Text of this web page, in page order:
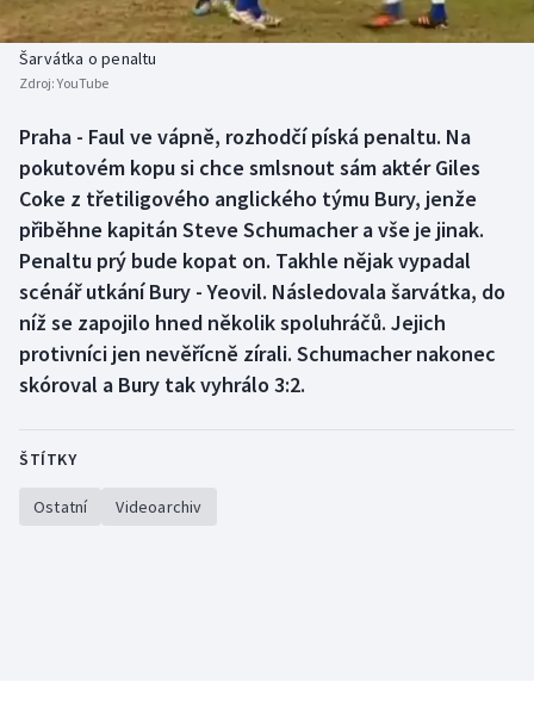
Baseball a softbal
Basketbal
Biatlon
Boby a skeleton
Curling
Dostihy
Soutěže
Historické návraty
Aplikace ČT sport
AZ kvíz
Šarvátka o penaltu
Zdroj:YouTube
Praha - Faul ve vápně, rozhodčí píská penaltu. Na
pokutovém kopu si chce smlsnout sám aktér Giles
Coke z třetiligového anglického týmu Bury, jenže
přiběhne kapitán Steve Schumacher a vše je jinak.
Penaltu prý bude kopat on. Takhle nějak vypadal
scénář utkání Bury - Yeovil. Následovala šarvátka, do
níž se zapojilo hned několik spoluhráčů. Jejich
protivníci jen nevěřícně zírali. Schumacher nakonec
skóroval a Bury tak vyhrálo 3:2.
ŠTÍTKY
Ostatní Videoarchiv